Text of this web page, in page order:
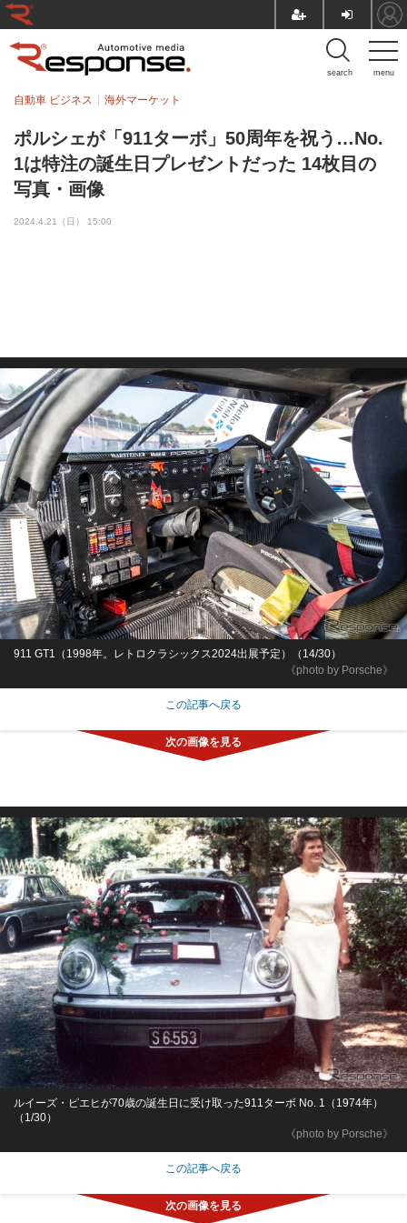
menu
search
ポルシェが「911ターボ」50周年を祝う…No.
1は特注の誕生日プレゼントだった 14枚目の
写真・画像
自動車 ビジネス 海外マーケット
2024.4.21（日） 15:00
《photo by Porsche》
911 GT1（1998年。レトロクラシックス2024出展予定）（14/30）
この記事へ戻る
《photo by Porsche》
ルイーズ・ピエヒが70歳の誕生日に受け取った911ターボ No. 1（1974年）
（1/30）
この記事へ戻る